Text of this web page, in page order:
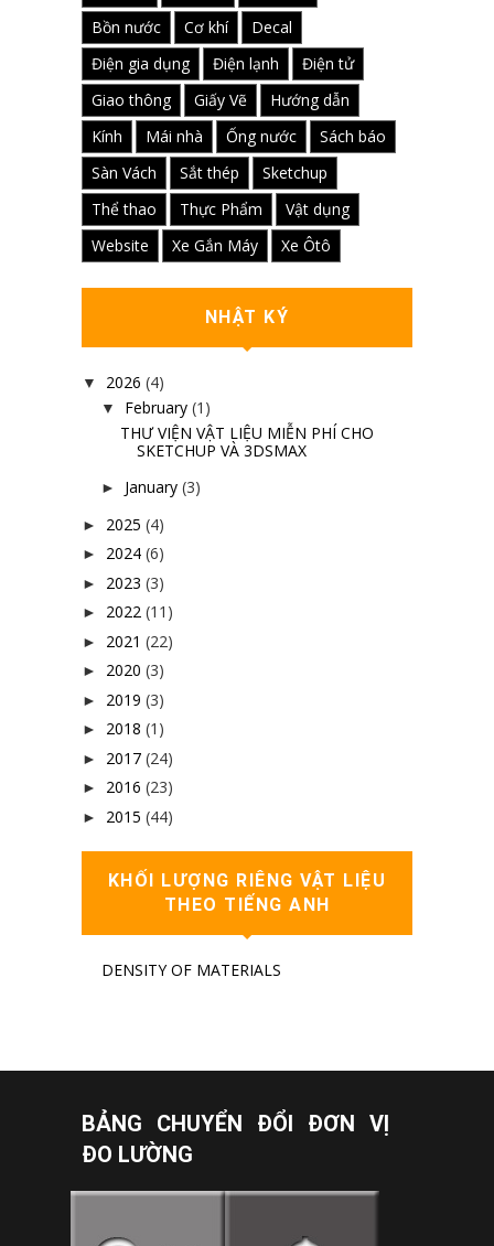
Bồn nước
Cơ khí
Decal
Điện gia dụng
Điện lạnh
Điện tử
Giao thông
Giấy Vẽ
Hướng dẫn
Kính
Mái nhà Ống nước
Sách báo
Sàn Vách
Sắt thép
Sketchup
Thể thao
Thực Phẩm
Vật dụng
Website
Xe Gắn Máy Xe Ôtô
NHẬT KÝ
▼ 2026 (4)
▼ February (1)
THƯ VIỆN VẬT LIỆU MIỄN PHÍ CHO
SKETCHUP VÀ 3DSMAX
► January (3)
► 2025 (4)
► 2024 (6)
► 2023 (3)
► 2022 (11)
► 2021 (22)
► 2020 (3)
► 2019 (3)
► 2018 (1)
► 2017 (24)
► 2016 (23)
► 2015 (44)
KHỐI LƯỢNG RIÊNG VẬT LIỆU
THEO TIẾNG ANH
DENSITY OF MATERIALS
BẢNG CHUYỂN ĐỔI ĐƠN VỊ
ĐO LƯỜNG